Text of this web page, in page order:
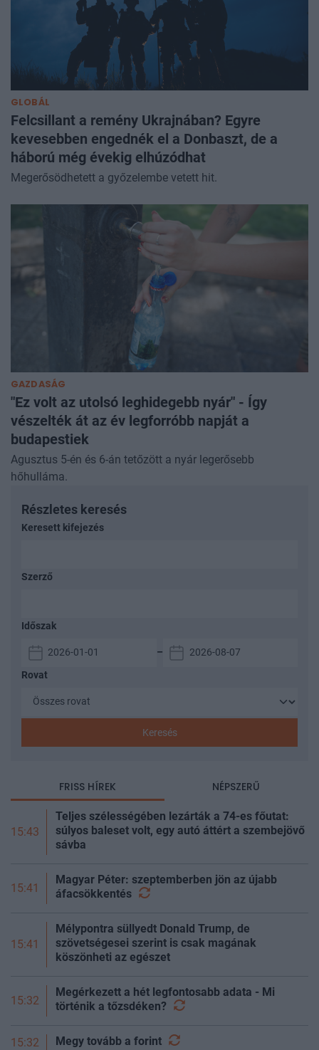
GLOBÁL
Felcsillant a remény Ukrajnában? Egyre
kevesebben engednék el a Donbaszt, de a
háború még évekig elhúzódhat
Megerősödhetett a győzelembe vetett hit.
GAZDASÁG
"Ez volt az utolsó leghidegebb nyár" - Így
vészelték át az év legforróbb napját a
budapestiek
Agusztus 5-én és 6-án tetőzött a nyár legerősebb
hőhulláma.
Részletes keresés
Keresett kifejezés
Szerző
Időszak
–
Rovat
Keresés
FRISS HÍREK NÉPSZERŰ
15:43
Teljes szélességében lezárták a 74-es főutat:
súlyos baleset volt, egy autó áttért a szembejövő
sávba
15:41
Magyar Péter: szeptemberben jön az újabb
áfacsökkentés
15:41
Mélypontra süllyedt Donald Trump, de
szövetségesei szerint is csak magának
köszönheti az egészet
15:32
Megérkezett a hét legfontosabb adata - Mi
történik a tőzsdéken?
15:32 Megy tovább a forint